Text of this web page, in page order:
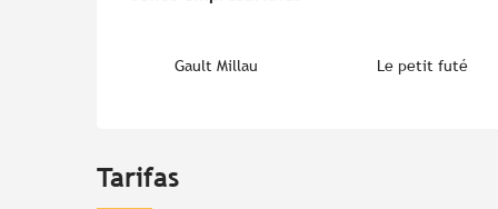
Gault Millau Le petit futé
Tarifas